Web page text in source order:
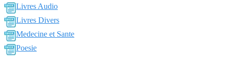
Livres Audio
Livres Divers
Medecine et Sante
Poesie